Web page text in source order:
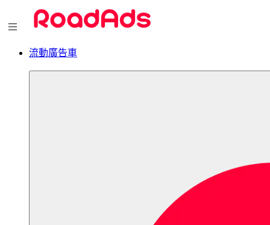
流動廣告車